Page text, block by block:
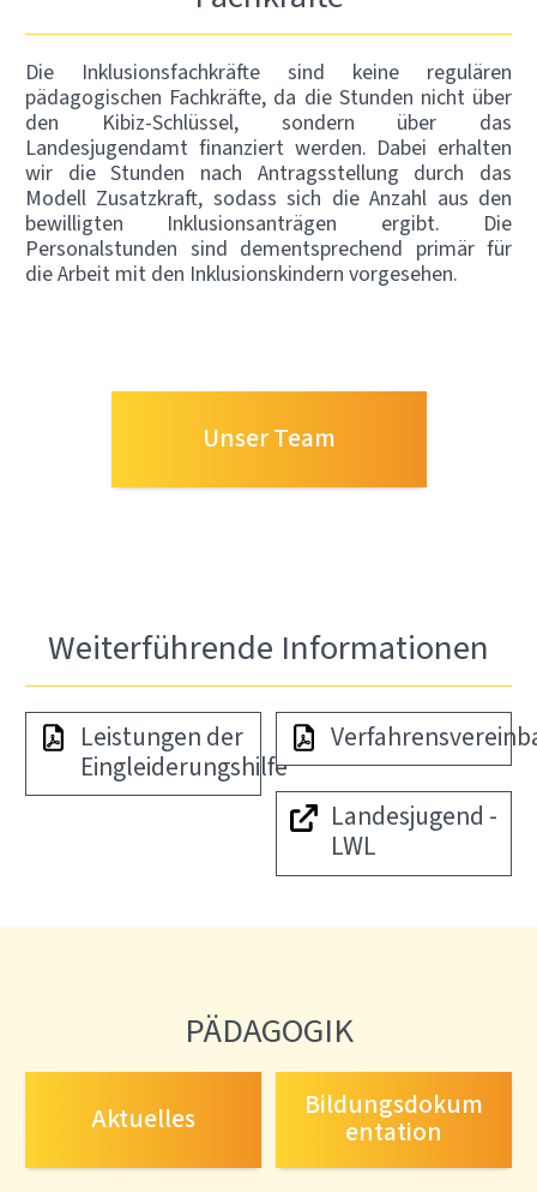
Die Inklusionsfachkräfte sind keine regulären
pädagogischen Fachkräfte, da die Stunden nicht über
den Kibiz-Schlüssel, sondern über das
Landesjugendamt finanziert werden. Dabei erhalten
wir die Stunden nach Antragsstellung durch das
Modell Zusatzkraft, sodass sich die Anzahl aus den
bewilligten Inklusionsanträgen ergibt. Die
Personalstunden sind dementsprechend primär für
die Arbeit mit den Inklusionskindern vorgesehen.
Unser Team
Weiterführende Informationen
Leistungen der
Eingleiderungshilfe
Landesjugend -
LWL
PÄDAGOGIK
Aktuelles Bildungsdokum
entation